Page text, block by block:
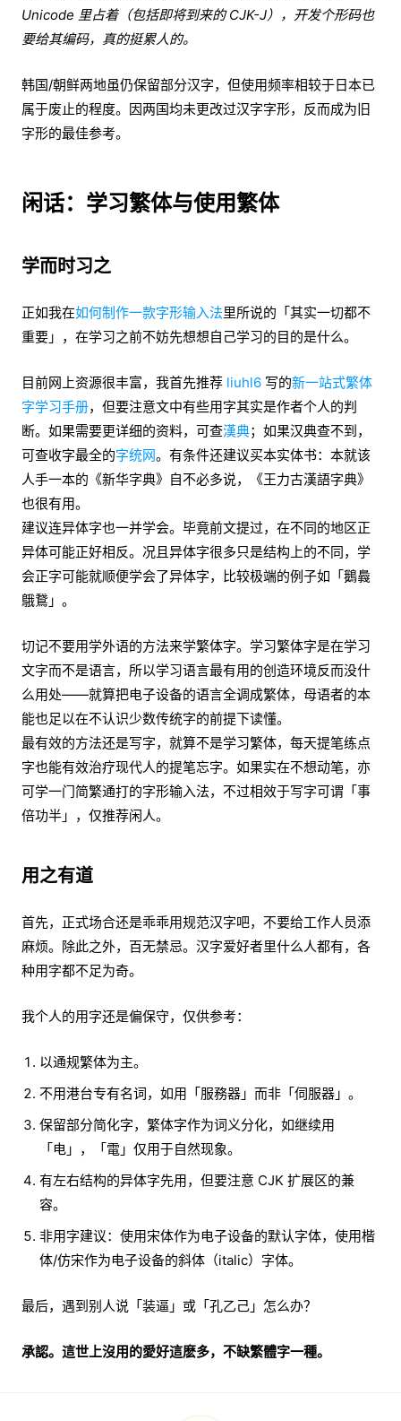
Unicode 里占着（包括即将到来的 CJK-J），开发个形码也
要给其编码，真的挺累人的。
韩国/朝鲜两地虽仍保留部分汉字，但使用频率相较于日本已
属于废止的程度。因两国均未更改过汉字字形，反而成为旧
字形的最佳参考。
闲话：学习繁体与使用繁体
学而时习之
正如我在如何制作一款字形输入法里所说的「其实一切都不
重要」，在学习之前不妨先想想自己学习的目的是什么。
目前网上资源很丰富，我首先推荐 liuhl6 写的新一站式繁体
字学习手册，但要注意文中有些用字其实是作者个人的判
断。如果需要更详细的资料，可查漢典；如果汉典查不到，
可查收字最全的字统网。有条件还建议买本实体书：本就该
人手一本的《新华字典》自不必多说，《王力古漢語字典》
也很有用。
建议连异体字也一并学会。毕竟前文提过，在不同的地区正
异体可能正好相反。况且异体字很多只是结构上的不同，学
会正字可能就顺便学会了异体字，比较极端的例子如「鵝䳗
䳘鵞」。
切记不要用学外语的方法来学繁体字。学习繁体字是在学习
文字而不是语言，所以学习语言最有用的创造环境反而没什
么用处——就算把电子设备的语言全调成繁体，母语者的本
能也足以在不认识少数传统字的前提下读懂。
最有效的方法还是写字，就算不是学习繁体，每天提笔练点
字也能有效治疗现代人的提笔忘字。如果实在不想动笔，亦
可学一门简繁通打的字形输入法，不过相效于写字可谓「事
倍功半」，仅推荐闲人。
用之有道
首先，正式场合还是乖乖用规范汉字吧，不要给工作人员添
麻烦。除此之外，百无禁忌。汉字爱好者里什么人都有，各
种用字都不足为奇。
我个人的用字还是偏保守，仅供参考：
以通规繁体为主。
不用港台专有名词，如用「服務器」而非「伺服器」。
保留部分简化字，繁体字作为词义分化，如继续用
「电」，「電」仅用于自然现象。
有左右结构的异体字先用，但要注意 CJK 扩展区的兼
容。
非用字建议：使用宋体作为电子设备的默认字体，使用楷
体/仿宋作为电子设备的斜体（italic）字体。
最后，遇到别人说「装逼」或「孔乙己」怎么办？
承認。這世上沒用的愛好這麽多，不缺繁體字一種。